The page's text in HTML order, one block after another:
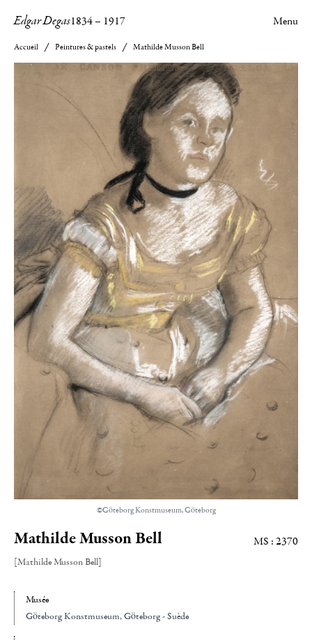
Edgar Degas1834– 1917 Menu
Accueil Peintures & pastels Mathilde Musson Bell
©Göteborg Konstmuseum, Göteborg
Mathilde Musson Bell
[Mathilde Musson Bell]
MS : 2370
Musée
Göteborg Konstmuseum, Göteborg - Suède